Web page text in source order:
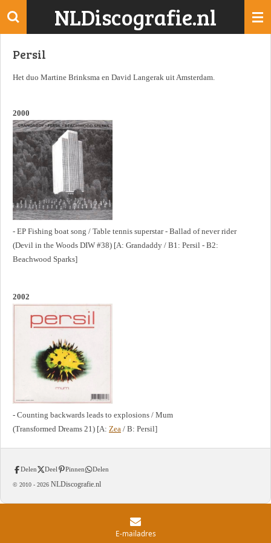
Ga
de
NLDiscografie.nl
Persil
Het duo Martine Brinksma en David Langerak uit Amsterdam.
2000
- EP Fishing boat song / Table tennis superstar - Ballad of never rider
(Devil in the Woods DIW #38) [A: Grandaddy / B1: Persil - B2:
Beachwood Sparks]
2002
- Counting backwards leads to explosions / Mum
(Transformed Dreams 21) [A: Zea / B: Persil]
Delen Deel Pinnen Delen
© 2010 - 2026 NLDiscografie.nl
E-mailadres